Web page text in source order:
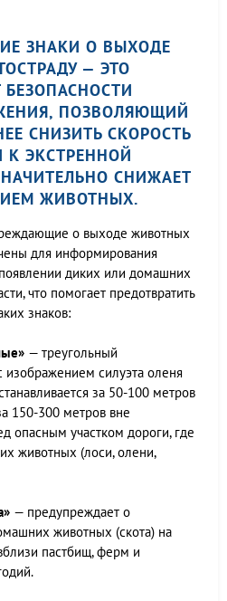
ЗНАКИ О ВЫХОДЕ
— ЭТО
ПОЗВОЛЯЮЩИЙ
СНИЗИТЬ СКОРОСТЬ
ЭКСТРЕННОЙ
СНИЖАЕТ
ЖИВОТНЫХ.
о выходе животных
для информирования
диких или домашних
что помогает предотвратить
знаков:
— треугольный
силуэта оленя
за 50-100 метров
150-300 метров вне
опасным участком дороги, где
животных (лоси, олени,
— предупреждает о
животных (скота) на
пастбищ, ферм и